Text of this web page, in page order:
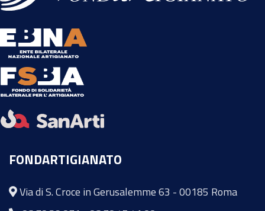
FONDARTIGIANATO
Via di S. Croce in Gerusalemme 63 - 00185 Roma